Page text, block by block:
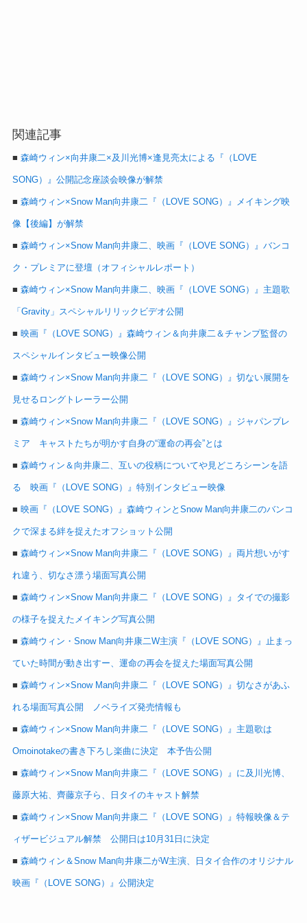
関連記事
■ 森崎ウィン×向井康二×及川光博×逢見亮太による『（LOVE
SONG）』公開記念座談会映像が解禁
■ 森崎ウィン×Snow Man向井康二『（LOVE SONG）』メイキング映
像【後編】が解禁
■ 森崎ウィン×Snow Man向井康二、映画『（LOVE SONG）』バンコ
ク・プレミアに登壇（オフィシャルレポート）
■ 森崎ウィン×Snow Man向井康二、映画『（LOVE SONG）』主題歌
「Gravity」スペシャルリリックビデオ公開
■ 映画『（LOVE SONG）』森崎ウィン＆向井康二＆チャンプ監督の
スペシャルインタビュー映像公開
■ 森崎ウィン×Snow Man向井康二『（LOVE SONG）』切ない展開を
見せるロングトレーラー公開
■ 森崎ウィン×Snow Man向井康二『（LOVE SONG）』ジャパンプレ
ミア キャストたちが明かす自身の“運命の再会”とは
■ 森崎ウィン＆向井康二、互いの役柄についてや見どころシーンを語
る 映画『（LOVE SONG）』特別インタビュー映像
■ 映画『（LOVE SONG）』森崎ウィンとSnow Man向井康二のバンコ
クで深まる絆を捉えたオフショット公開
■ 森崎ウィン×Snow Man向井康二『（LOVE SONG）』両片想いがす
れ違う、切なさ漂う場面写真公開
■ 森崎ウィン×Snow Man向井康二『（LOVE SONG）』タイでの撮影
の様子を捉えたメイキング写真公開
■ 森崎ウィン・Snow Man向井康二W主演『（LOVE SONG）』止まっ
ていた時間が動き出すー、運命の再会を捉えた場面写真公開
■ 森崎ウィン×Snow Man向井康二『（LOVE SONG）』切なさがあふ
れる場面写真公開 ノベライズ発売情報も
■ 森崎ウィン×Snow Man向井康二『（LOVE SONG）』主題歌は
Omoinotakeの書き下ろし楽曲に決定 本予告公開
■ 森崎ウィン×Snow Man向井康二『（LOVE SONG）』に及川光博、
藤原大祐、齊藤京子ら、日タイのキャスト解禁
■ 森崎ウィン×Snow Man向井康二『（LOVE SONG）』特報映像＆テ
ィザービジュアル解禁 公開日は10月31日に決定
■ 森崎ウィン＆Snow Man向井康二がW主演、日タイ合作のオリジナル
映画『（LOVE SONG）』公開決定